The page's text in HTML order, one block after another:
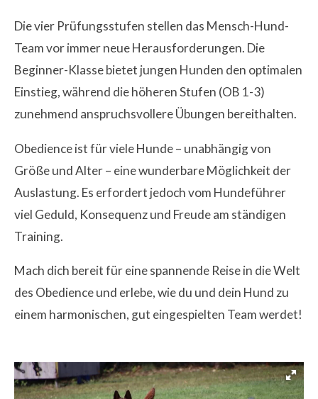
Die vier Prüfungsstufen stellen das Mensch-Hund-
Team vor immer neue Herausforderungen. Die
Beginner-Klasse bietet jungen Hunden den optimalen
Einstieg, während die höheren Stufen (OB 1-3)
zunehmend anspruchsvollere Übungen bereithalten.
Obedience ist für viele Hunde – unabhängig von
Größe und Alter – eine wunderbare Möglichkeit der
Auslastung. Es erfordert jedoch vom Hundeführer
viel Geduld, Konsequenz und Freude am ständigen
Training.
Mach dich bereit für eine spannende Reise in die Welt
des Obedience und erlebe, wie du und dein Hund zu
einem harmonischen, gut eingespielten Team werdet!